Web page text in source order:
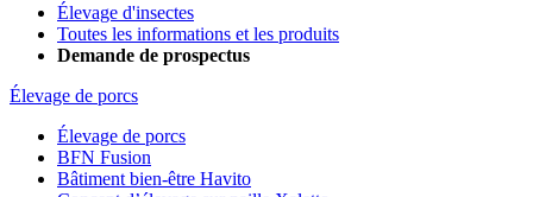
Élevage d'insectes
Toutes les informations et les produits
Demande de prospectus
Élevage de porcs
Élevage de porcs
BFN Fusion
Bâtiment bien-être Havito